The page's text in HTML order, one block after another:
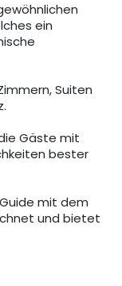
ein
Suiten
Gäste mit
bester
mit dem
und bietet